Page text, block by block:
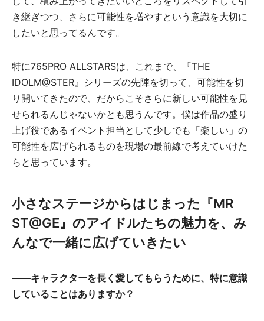
き継ぎつつ、さらに可能性を増やすという意識を大切に
したいと思ってるんです。
特に765PRO ALLSTARSは、これまで、『THE
IDOLM@STER』シリーズの先陣を切って、可能性を切
り開いてきたので、だからこそさらに新しい可能性を見
せられるんじゃないかとも思うんです。僕は作品の盛り
上げ役であるイベント担当として少しでも「楽しい」の
可能性を広げられるものを現場の最前線で考えていけた
らと思っています。
小さなステージからはじまった『MR
ST@GE』のアイドルたちの魅力を、み
んなで一緒に広げていきたい
――キャラクターを長く愛してもらうために、特に意識
していることはありますか？